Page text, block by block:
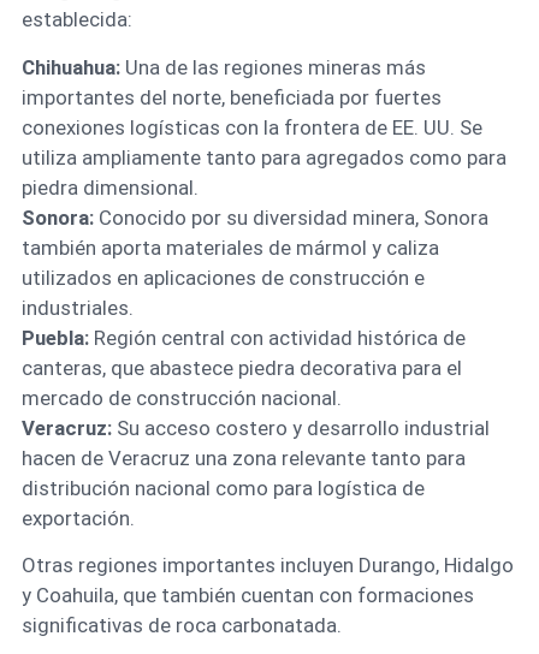
establecida:
Chihuahua:Una de las regiones mineras más
importantes del norte, beneficiada por fuertes
conexiones logísticas con la frontera de EE. UU. Se
utiliza ampliamente tanto para agregados como para
piedra dimensional.
Sonora: Conocido por su diversidad minera, Sonora
también aporta materiales de mármol y caliza
utilizados en aplicaciones de construcción e
industriales.
Puebla: Región central con actividad histórica de
canteras, que abastece piedra decorativa para el
mercado de construcción nacional.
Veracruz:Su acceso costero y desarrollo industrial
hacen de Veracruz una zona relevante tanto para
distribución nacional como para logística de
exportación.
Otras regiones importantes incluyen Durango, Hidalgo
y Coahuila, que también cuentan con formaciones
significativas de roca carbonatada.